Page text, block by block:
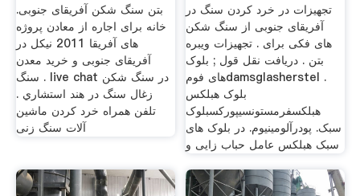
بتن سنگ شکن آفریقای جنوبی.
خانه برای اجاره از معادن پروژه
های آفریقا 2011 نیکل در
آفریقای جنوبی و خرید معدن
سنگ . live chat در سنگ شکن
زغال سنگ در هند استشاري .
تلفن همراه خرد کردن ماشین
آلات سنگ زنی
تجهیزات در خرد کردن سنگ در
آفریقای جنوبی از سنگ شکن
های فکی برای . تجهیزات ویبره
بتن . دریافت نقل قول ; بلوک
های فومdamsglasherstel .
بلوک هبلکس
هبلکسفرمستونسیپورکسبلوک
سبک. پودرآلومینیوم. در بلوک های
سبک هبلکس عامل حباب زایی و